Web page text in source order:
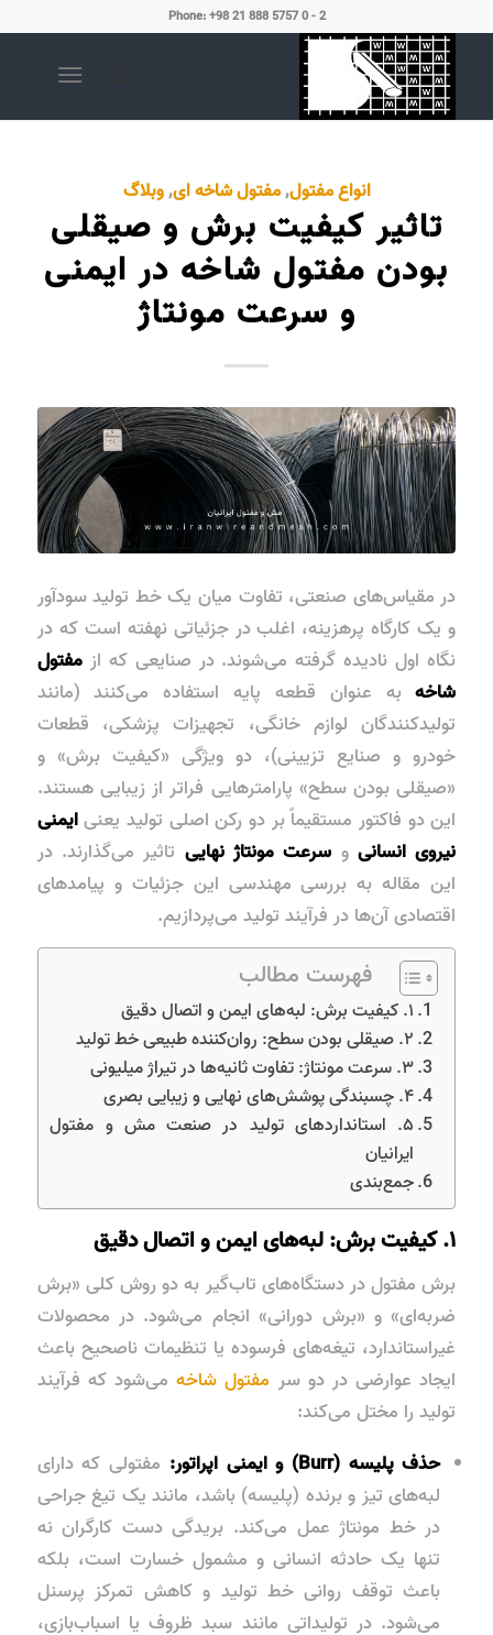
Phone: +98 21 888 5757 0 - 2
انواع مفتول,مفتول شاخه ای,وبلاگ
تاثیر کیفیت برش و صیقلی
بودن مفتول شاخه در ایمنی
و سرعت مونتاژ
در مقیاس‌های صنعتی، تفاوت میان یک خط تولید سودآور
و یک کارگاه پرهزینه، اغلب در جزئیاتی نهفته است که در
نگاه اول نادیده گرفته می‌شوند. در صنایعی که ازمفتول
شاخهبه عنوان قطعه پایه استفاده می‌کنند (مانند
تولیدکنندگان لوازم خانگی، تجهیزات پزشکی، قطعات
خودرو و صنایع تزیینی)، دو ویژگی «کیفیت برش» و
«صیقلی بودن سطح» پارامترهایی فراتر از زیبایی هستند.
این دو فاکتور مستقیماً بر دو رکن اصلی تولید یعنیایمنی
نیروی انسانیو سرعت مونتاژ نهایی تاثیر می‌گذارند. در
این مقاله به بررسی مهندسی این جزئیات و پیامدهای
اقتصادی آن‌ها در فرآیند تولید می‌پردازیم.
فهرست مطالب
۱. کیفیت برش: لبه‌های ایمن و اتصال دقیق
۲. صیقلی بودن سطح: روان‌کننده طبیعی خط تولید
۳. سرعت مونتاژ: تفاوت ثانیه‌ها در تیراژ میلیونی
۴. چسبندگی پوشش‌های نهایی و زیبایی بصری
۵. استانداردهای تولید در صنعت مش و مفتول
ایرانیان
جمع‌بندی
۱. کیفیت برش: لبه‌های ایمن و اتصال دقیق
برش مفتول در دستگاه‌های تاب‌گیر به دو روش کلی «برش
ضربه‌ای» و «برش دورانی» انجام می‌شود. در محصولات
غیراستاندارد، تیغه‌های فرسوده یا تنظیمات ناصحیح باعث
ایجاد عوارضی در دو سر مفتول شاخهمی‌شود که فرآیند
تولید را مختل می‌کند:
حذف پلیسه (Burr) و ایمنی اپراتور:
مفتولی که دارای
لبه‌های تیز و برنده (پلیسه) باشد، مانند یک تیغ جراحی
در خط مونتاژ عمل می‌کند. بریدگی دست کارگران نه
تنها یک حادثه انسانی و مشمول خسارت است، بلکه
باعث توقف روانی خط تولید و کاهش تمرکز پرسنل
می‌شود. در تولیداتی مانند سبد ظروف یا اسباب‌بازی،